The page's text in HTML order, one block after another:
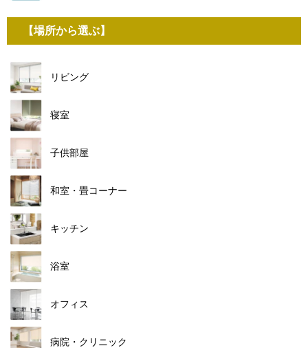
【場所から選ぶ】
リビング
寝室
子供部屋
和室・畳コーナー
キッチン
浴室
オフィス
病院・クリニック